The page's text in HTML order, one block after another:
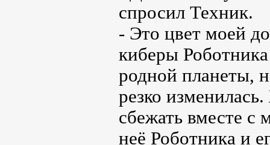
спросил Техник.
- Это цвет моей
киберы
родной планеты,
резко
сбежать вместе с
неё Роботника и